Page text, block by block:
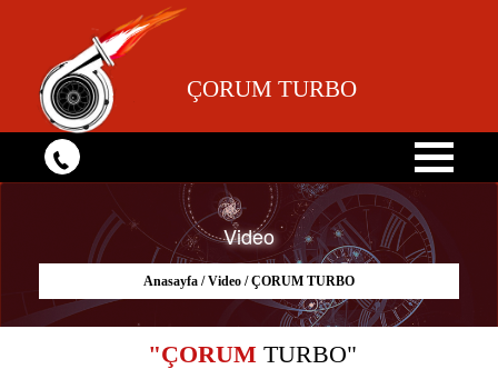
ÇORUM TURBO
Video
Anasayfa /Video / ÇORUM TURBO
"ÇORUMTURBO"